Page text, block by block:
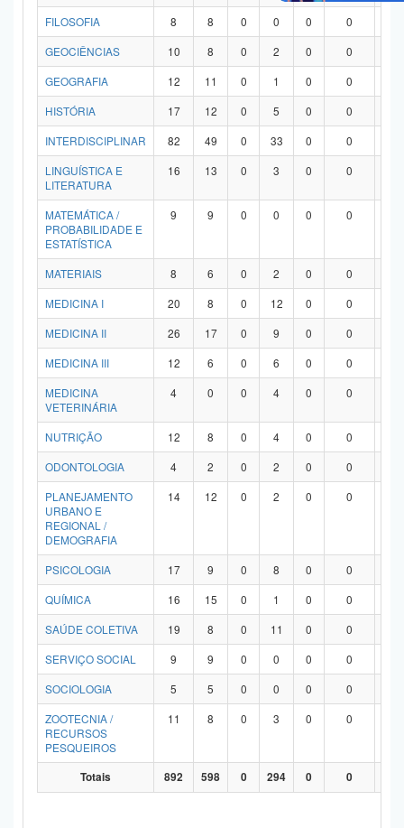
FILOSOFIA
8 8 0 0 0 0
GEOCIÊNCIAS
10 8 0 2 0 0
GEOGRAFIA
12 11 0 1 0 0
HISTÓRIA
17 12 0 5 0 0
INTERDISCIPLINAR
82 49 0 33 0 0
LINGUÍSTICA E
LITERATURA
16 13 0 3 0 0
MATEMÁTICA /
PROBABILIDADE E
ESTATÍSTICA
9 9 0 0 0 0
MATERIAIS 8 6 0 2 0 0
MEDICINA I
20 8 0 12 0 0
MEDICINA II
26 17 0 9 0 0
MEDICINA III
12 6 0 6 0 0
MEDICINA
VETERINÁRIA
4 0 0 4 0 0
NUTRIÇÃO 12 8 0 4 0 0
ODONTOLOGIA
4 2 0 2 0 0
PLANEJAMENTO
URBANO E
REGIONAL /
DEMOGRAFIA
14 12 0 2 0 0
PSICOLOGIA 17 9 0 8 0 0
QUÍMICA
16 15 0 1 0 0
SAÚDE COLETIVA
19 8 0 11 0 0
SERVIÇO SOCIAL
9 9 0 0 0 0
SOCIOLOGIA
5 5 0 0 0 0
ZOOTECNIA /
RECURSOS
PESQUEIROS
11 8 0 3 0 0
Totais 892 598 0 294 0 0